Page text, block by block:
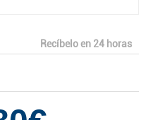
Recíbelo en 24 horas